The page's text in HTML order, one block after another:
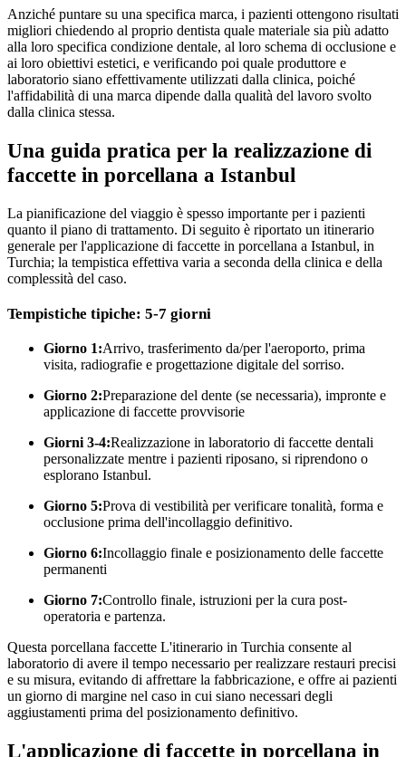
Anziché puntare su una specifica marca, i pazienti ottengono risultati
migliori chiedendo al proprio dentista quale materiale sia più adatto
alla loro specifica condizione dentale, al loro schema di occlusione e
ai loro obiettivi estetici, e verificando poi quale produttore e
laboratorio siano effettivamente utilizzati dalla clinica, poiché
l'affidabilità di una marca dipende dalla qualità del lavoro svolto
dalla clinica stessa.
Una guida pratica per la realizzazione di
faccette in porcellana a Istanbul
La pianificazione del viaggio è spesso importante per i pazienti
quanto il piano di trattamento. Di seguito è riportato un itinerario
generale per l'applicazione di faccette in porcellana a Istanbul, in
Turchia; la tempistica effettiva varia a seconda della clinica e della
complessità del caso.
Tempistiche tipiche: 5-7 giorni
Giorno 1:Arrivo, trasferimento da/per l'aeroporto, prima
visita, radiografie e progettazione digitale del sorriso.
Giorno 2:Preparazione del dente (se necessaria), impronte e
applicazione di faccette provvisorie
Giorni 3-4:Realizzazione in laboratorio di faccette dentali
personalizzate mentre i pazienti riposano, si riprendono o
esplorano Istanbul.
Giorno 5:Prova di vestibilità per verificare tonalità, forma e
occlusione prima dell'incollaggio definitivo.
Giorno 6:Incollaggio finale e posizionamento delle faccette
permanenti
Giorno 7:Controllo finale, istruzioni per la cura post-
operatoria e partenza.
Questa porcellana faccette L'itinerario in Turchia consente al
laboratorio di avere il tempo necessario per realizzare restauri precisi
e su misura, evitando di affrettare la fabbricazione, e offre ai pazienti
un giorno di margine nel caso in cui siano necessari degli
aggiustamenti prima del posizionamento definitivo.
L'applicazione di faccette in porcellana in